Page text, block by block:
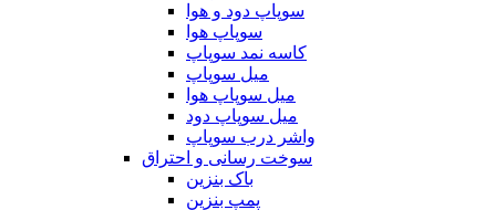
سوپاپ دود و هوا
سوپاپ هوا
کاسه نمد سوپاپ
میل سوپاپ
میل سوپاپ هوا
میل سوپاپ دود
واشر درب سوپاپ
سوخت رسانی و احتراق
باک بنزین
پمپ بنزین